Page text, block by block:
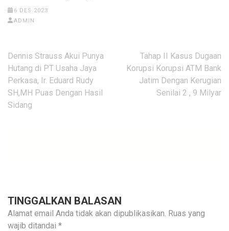
6 DES 2023
ADMIN
Navigasi
pos
Dennis Strauss Akui Punya
Hutang di PT Usaha Jaya
Perkasa, Ir. Eduard Rudy
SH,MH Puas Dengan Hasil
Sidang
Tahap II Kasus Dugaan
Korupsi Korupsi ATM Bank
Jatim Dengan Kerugian
Senilai 2 , 9 Milyar
TINGGALKAN BALASAN
Alamat email Anda tidak akan dipublikasikan. Ruas yang
wajib ditandai *